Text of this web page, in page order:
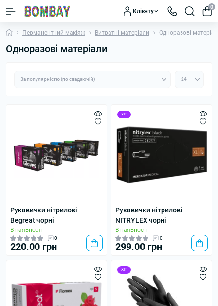
Клієнту
0
Перманентний макіяж Витратні матеріали Одноразові
Одноразові матеріали
Рукавички нітрилові
Begreat чорні
В наявності
0
220.00 грн
ХІТ
Рукавички нітрилові
NITRYLEX чорні
В наявності
0
299.00 грн
ХІТ